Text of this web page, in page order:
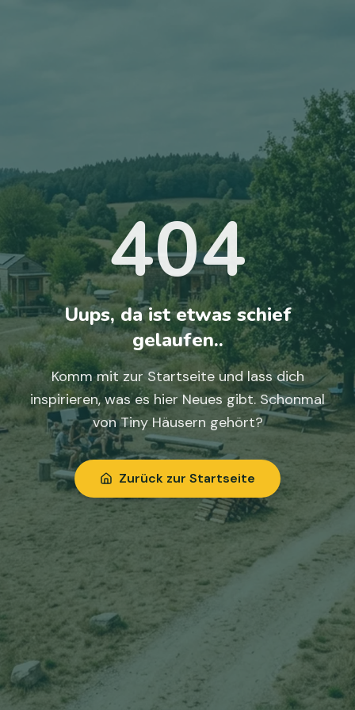
404
Uups, da ist etwas schief
gelaufen..
Komm mit zur Startseite und lass dich
inspirieren, was es hier Neues gibt. Schonmal
von Tiny Häusern gehört?
Zurück zur Startseite